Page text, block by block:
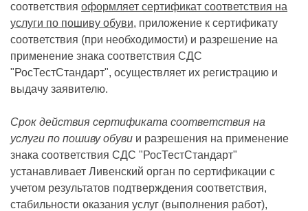
соответствия оформляет сертификат соответствия на
услуги по пошиву обуви, приложение к сертификату
соответствия (при необходимости) и разрешение на
применение знака соответствия СДС
"РосТестСтандарт", осуществляет их регистрацию и
выдачу заявителю.
Срок действия сертификата соответствия на
услуги по пошиву обуви и разрешения на применение
знака соответствия СДС "РосТестСтандарт"
устанавливает Ливенский орган по сертификации с
учетом результатов подтверждения соответствия,
стабильности оказания услуг (выполнения работ),